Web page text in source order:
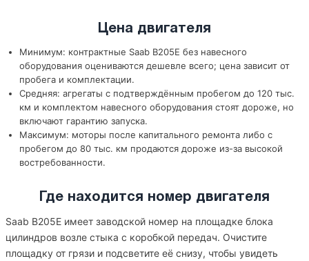
Цена двигателя
Минимум: контрактные Saab B205E без навесного
оборудования оцениваются дешевле всего; цена зависит от
пробега и комплектации.
Средняя: агрегаты с подтверждённым пробегом до 120 тыс.
км и комплектом навесного оборудования стоят дороже, но
включают гарантию запуска.
Максимум: моторы после капитального ремонта либо с
пробегом до 80 тыс. км продаются дороже из-за высокой
востребованности.
Где находится номер двигателя
Saab B205E имеет заводской номер на площадке блока
цилиндров возле стыка с коробкой передач. Очистите
площадку от грязи и подсветите её снизу, чтобы увидеть